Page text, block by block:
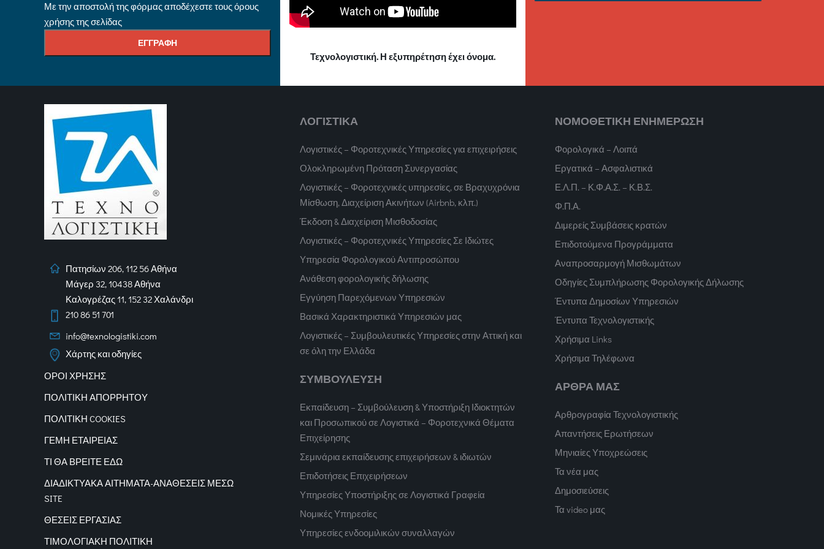
Με την αποστολή της φόρμας αποδέχεστε τους όρους
χρήσης της σελίδας
Τεχνολογιστική. Η εξυπηρέτηση έχει όνομα.
Πατησίων 206, 112 56 Αθήνα
Μάγερ 32, 10438 Αθήνα
Καλογρέζας 11, 152 32 Χαλάνδρι
210 86 51 701
info@texnologistiki.com
Χάρτης και οδηγίες
ΟΡΟΙ ΧΡΗΣΗΣ
ΠΟΛΙΤΙΚΗ ΑΠΟΡΡΗΤΟΥ
ΠΟΛΙΤΙΚΗ COOKIES
ΓΕΜΗ ΕΤΑΙΡΕΙΑΣ
ΤΙ ΘΑ ΒΡΕΙΤΕ ΕΔΩ
ΔΙΑΔΙΚΤΥΑΚΑΑΙΤΗΜΑΤΑ-ΑΝΑΘΕΣΕΙΣ ΜΕΣΩ
SITE
ΘΕΣΕΙΣ ΕΡΓΑΣΙΑΣ
ΤΙΜΟΛΟΓΙΑΚΗ ΠΟΛΙΤΙΚΗ
ΛΟΓΙΣΤΙΚΑ
Λογιστικές – Φοροτεχνικές Υπηρεσίες για επιχειρήσεις
Ολοκληρωμένη Πρόταση Συνεργασίας
Λογιστικές – Φοροτεχνικές υπηρεσίες, σε Βραχυχρόνια
Μίσθωση, Διαχείριση Ακινήτων (Airbnb, κλπ.)
Έκδοση & Διαχείριση Μισθοδοσίας
Λογιστικές – Φοροτεχνικές Υπηρεσίες Σε Ιδιώτες
Υπηρεσία Φορολογικού Αντιπροσώπου
Ανάθεση φορολογικής δήλωσης
Εγγύηση Παρεχόμενων Υπηρεσιών
Βασικά Χαρακτηριστικά Υπηρεσιών μας
Λογιστικές – Συμβουλευτικές Υπηρεσίες στην Αττική και
σε όλη την Ελλάδα
ΣΥΜΒΟΥΛΕΥΣΗ
Εκπαίδευση – Συμβούλευση & Υποστήριξη Ιδιοκτητών
και Προσωπικού σε Λογιστικά – Φοροτεχνικά Θέματα
Επιχείρησης
Σεμινάρια εκπαίδευσης επιχειρήσεων & ιδιωτών
Επιδοτήσεις Επιχειρήσεων
Υπηρεσίες Υποστήριξης σε Λογιστικά Γραφεία
Νομικές Υπηρεσίες
Υπηρεσίες ενδοομιλικών συναλλαγών
ΝΟΜΟΘΕΤΙΚΗ ΕΝΗΜΕΡΩΣΗ
Φορολογικά – Λοιπά
Εργατικά – Ασφαλιστικά
Ε.Λ.Π. – Κ.Φ.Α.Σ. – Κ.Β.Σ.
Φ.Π.Α.
Διμερείς Συμβάσεις κρατών
Επιδοτούμενα Προγράμματα
Αναπροσαρμογή Μισθωμάτων
Οδηγίες Συμπλήρωσης Φορολογικής Δήλωσης
Έντυπα Δημοσίων Υπηρεσιών
Έντυπα Τεχνολογιστικής
Χρήσιμα Links
Χρήσιμα Τηλέφωνα
ΑΡΘΡΑ ΜΑΣ
Αρθρογραφία Τεχνολογιστικής
Απαντήσεις Ερωτήσεων
Μηνιαίες Υποχρεώσεις
Τα νέα μας
Δημοσιεύσεις
Τα video μας